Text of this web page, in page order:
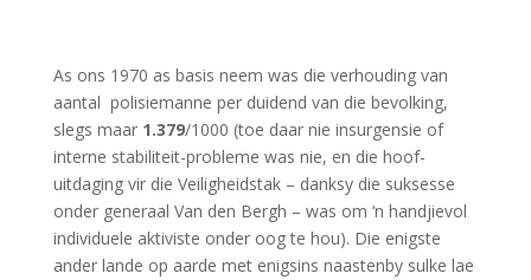
As ons 1970 as basis neem was die verhouding van
aantal polisiemanne per duidend van die bevolking,
slegs maar 1.379/1000 (toe daar nie insurgensie of
interne stabiliteit-probleme was nie, en die hoof-
uitdaging vir die Veiligheidstak – danksy die suksesse
onder generaal Van den Bergh – was om ‘n handjievol
individuele aktiviste onder oog te hou). Die enigste
ander lande op aarde met enigsins naastenby sulke lae